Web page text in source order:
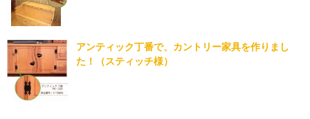
アンティック丁番で、カントリー家具を作りまし
た！（スティッチ様）